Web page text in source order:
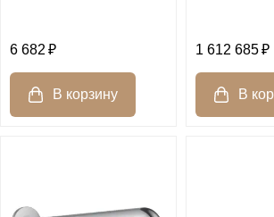
6 682 1 612 685